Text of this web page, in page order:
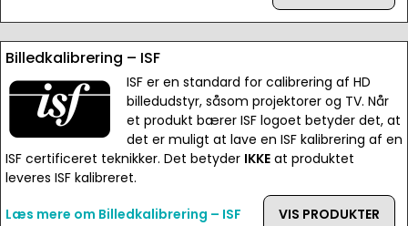
Billedkalibrering – ISF
ISF er en standard for calibrering af HD
billedudstyr, såsom projektorer og TV. Når
et produkt bærer ISF logoet betyder det, at
det er muligt at lave en ISF kalibrering af en
ISF certificeret teknikker. Det betyder IKKE at produktet
leveres ISF kalibreret.
Læs mere om Billedkalibrering – ISF
VIS PRODUKTER